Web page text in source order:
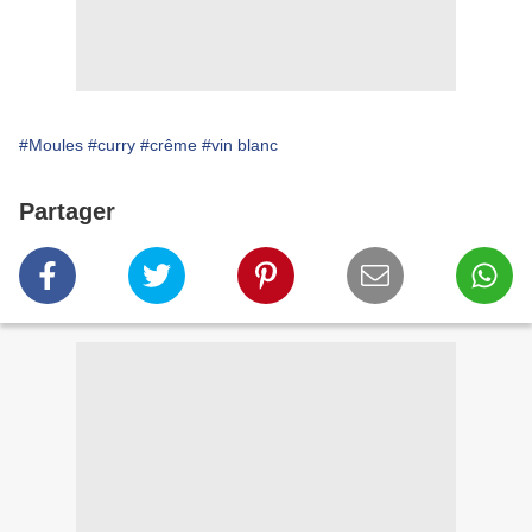
#Moules #curry #crême #vin blanc
Partager